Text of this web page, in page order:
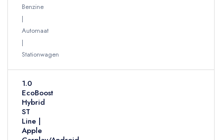
Benzine
Automaat
Stationwagen
1.0
EcoBoost
Hybrid
ST
Line |
Apple